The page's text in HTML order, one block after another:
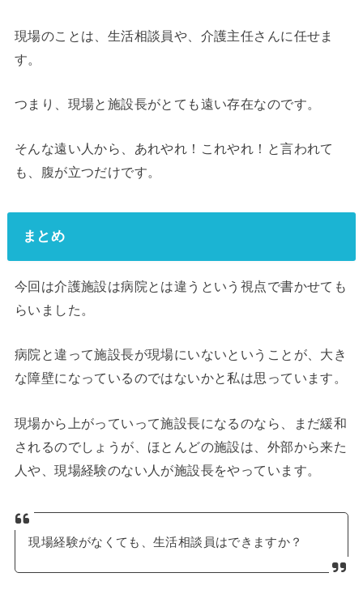
現場のことは、生活相談員や、介護主任さんに任せま
す。
つまり、現場と施設長がとても遠い存在なのです。
そんな遠い人から、あれやれ！これやれ！と言われて
も、腹が立つだけです。
まとめ
今回は介護施設は病院とは違うという視点で書かせても
らいました。
病院と違って施設長が現場にいないということが、大き
な障壁になっているのではないかと私は思っています。
現場から上がっていって施設長になるのなら、まだ緩和
されるのでしょうが、ほとんどの施設は、外部から来た
人や、現場経験のない人が施設長をやっています。
現場経験がなくても、生活相談員はできますか？